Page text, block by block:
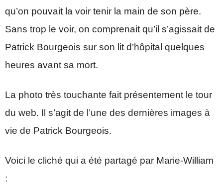
qu’on pouvait la voir tenir la main de son père.
Sans trop le voir, on comprenait qu’il s’agissait de
Patrick Bourgeois sur son lit d’hôpital quelques
heures avant sa mort.
La photo très touchante fait présentement le tour
du web. Il s’agit de l’une des dernières images à
vie de Patrick Bourgeois.
Voici le cliché qui a été partagé par Marie-William
: